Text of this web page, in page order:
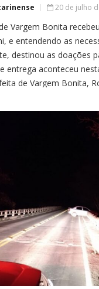
20 de julho
Vargem Bonita
e entendendo as
destinou as doações
entrega aconteceu
de Vargem Bonita,
Estar Social, Jonas